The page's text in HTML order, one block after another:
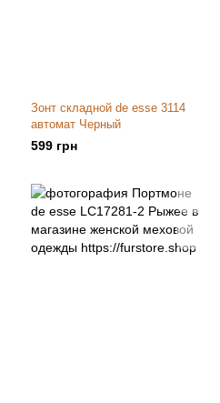
Зонт складной de esse 3114
автомат Черный
599 грн